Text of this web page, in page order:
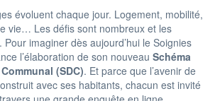
évoluent chaque jour. Logement, mobilité,
vie… Les défis sont nombreux et les
imaginer dès aujourd’hui le Soignies
l’élaboration de son nouveau Schéma
(SDC). Et parce que l’avenir de
avec ses habitants, chacun est invité